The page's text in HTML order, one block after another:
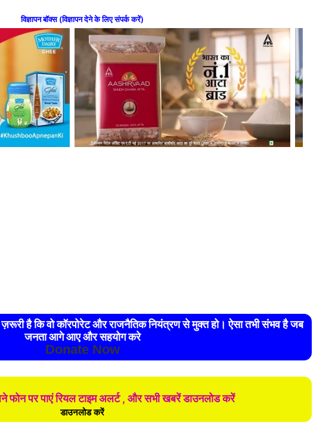
विज्ञापन बॉक्स (विज्ञापन देने के लिए संपर्क करें)
जनता आगे आए और सहयोग करे
Donate Now
फोन पर पाएं रियल टाइम अलर्ट , और सभी खबरें डाउनलोड करें
डाउनलोड करें